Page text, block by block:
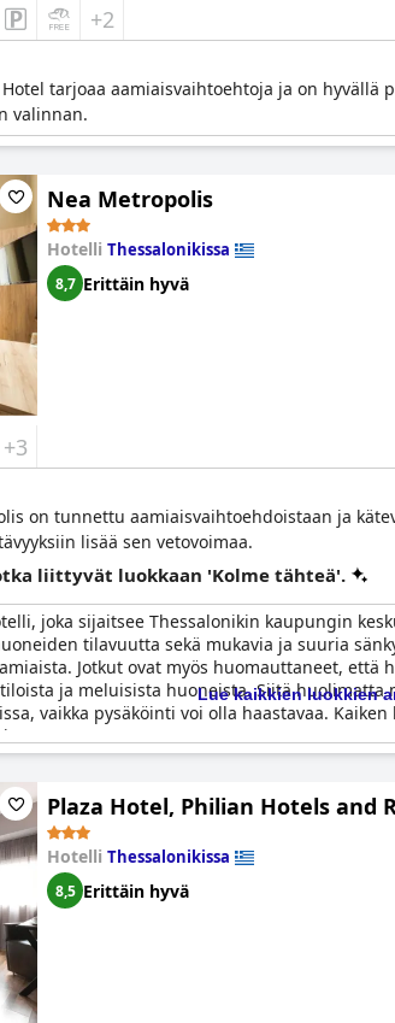
+2
tarjoaa aamiaisvaihtoehtoja ja on hyvällä
valinnan.
Nea Metropolis
Hotelli Thessalonikissa
8,7 Erittäin hyvä
+3
on tunnettu aamiaisvaihtoehdoistaan ja
lisää sen vetovoimaa.
liittyvät luokkaan 'Kolme tähteä'.
joka sijaitsee Thessalonikin kaupungin
tilavuutta sekä mukavia ja suuria
Jotkut ovat myös huomauttaneet,
ja meluisista huoneista. Siitä huolimatta
vaikka pysäköinti voi olla haastavaa.
Lue kaikkien luokkien
Plaza Hotel, Philian Hotels and
Hotelli Thessalonikissa
8,5 Erittäin hyvä